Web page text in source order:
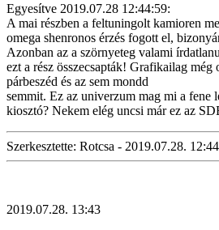
Egyesítve 2019.07.28 12:44:59:
A mai részben a feltuningolt kamioren
omega shenronos érzés fogott el,
Azonban az a szörnyeteg valami
ezt a rész összecsapták! Grafikailag még
párbeszéd és az sem mondd
semmit. Ez az univerzum mag mi a fene
kiosztó? Nekem elég uncsi már ez az
Szerkesztette: Rotcsa - 2019.07.28. 12:44
2019.07.28. 13:43